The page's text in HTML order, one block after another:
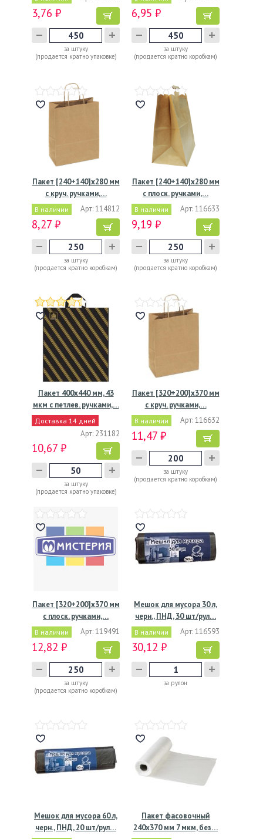
3,76 ₽
за штуку
(продается кратно упаковке)
6,95 ₽
за штуку
(продается кратно коробкам)
Пакет [240+140]х280 мм
с круч. ручками,…
В наличии Арт: 114812
8,27 ₽
за штуку
(продается кратно коробкам)
Пакет [240+140]х280 мм
с плоск. ручками,…
В наличии Арт: 116633
9,19 ₽
за штуку
(продается кратно коробкам)
Пакет 400х440 мм, 43
мкм с петлев. ручками,…
Доставка 14 дней
Арт: 231182
10,67 ₽
за штуку
(продается кратно упаковке)
Пакет [320+200]х370 мм
с круч. ручками,…
В наличии Арт: 116632
11,47 ₽
за штуку
(продается кратно коробкам)
Пакет [320+200]х370 мм
с плоск. ручками,…
В наличии Арт: 119491
12,82 ₽
за штуку
(продается кратно коробкам)
Мешок для мусора 30 л,
черн., ПНД, 30 шт/рул…
В наличии Арт: 116593
30,12 ₽
за рулон
Мешок для мусора 60 л,
черн., ПНД, 20 шт/рул…
Пакет фасовочный
240х370 мм 7 мкм, без…